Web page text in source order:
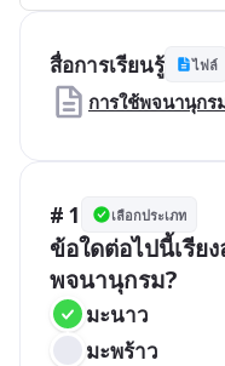
สื่อการเรียนรู้ ไฟล์
การใช้พจนานุก
# 1 เลือกประเภท
ข้อใดต่อไปนี้เรีย
พจนานุกรม?
มะนาว
มะพร้าว